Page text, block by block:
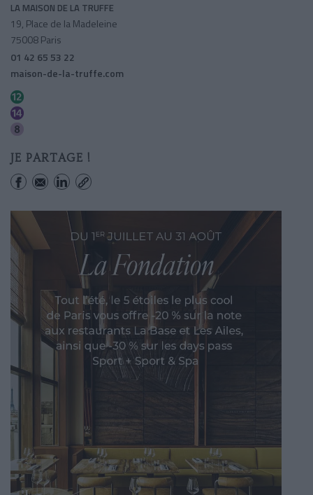
LA MAISON DE LA TRUFFE
19, Place de la Madeleine
75008 Paris
01 42 65 53 22
maison-de-la-truffe.com
JE PARTAGE !